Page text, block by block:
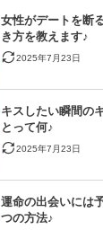
女性がデートを断
き方を教えます♪
2025年7月23日
キスしたい瞬間の
とって何♪
2025年7月23日
運命の出会いには
つの方法♪